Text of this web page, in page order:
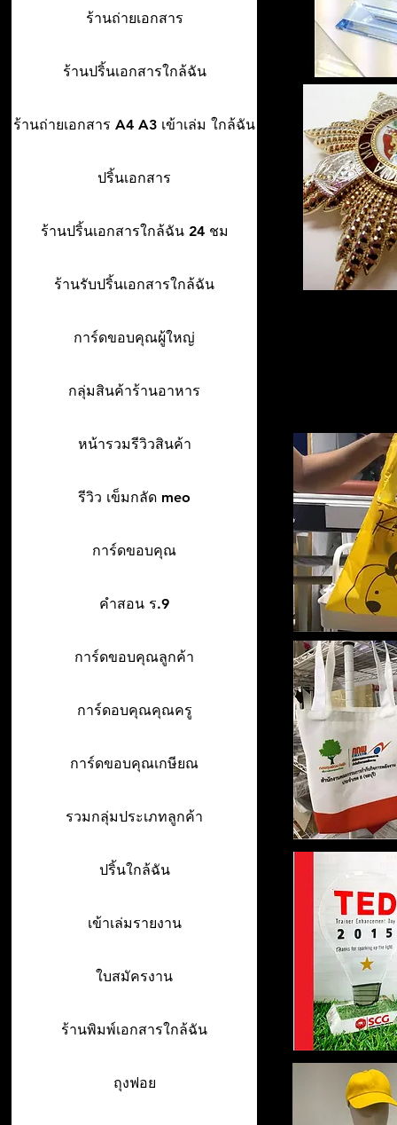
ร้านถ่ายเอกสาร
ร้านปริ้นเอกสารใกล้ฉัน
ร้านถ่ายเอกสาร A4 A3 เข้าเล่ม ใกล้ฉัน
ปริ้นเอกสาร
ร้านปริ้นเอกสารใกล้ฉัน 24 ชม
ร้านรับปริ้นเอกสารใกล้ฉัน
การ์ดขอบคุณผู้ใหญ่
กลุ่มสินค้าร้านอาหาร
หน้ารวมรีวิวสินค้า
รีวิว เข็มกลัด meo
การ์ดขอบคุณ
คำสอน ร.9
การ์ดขอบคุณลูกค้า
การ์ดอบคุณคุณครู
การ์ดขอบคุณเกษียณ
รวมกลุ่มประเภทลูกค้า
ปริ้นใกล้ฉัน
เข้าเล่มรายงาน
ใบสมัครงาน
ร้านพิมพ์เอกสารใกล้ฉัน
ถุงฟอย